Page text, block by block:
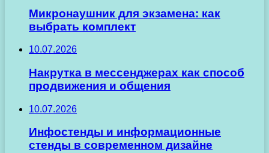
Микронаушник для экзамена: как
выбрать комплект
10.07.2026
Накрутка в мессенджерах как способ
продвижения и общения
10.07.2026
Инфостенды и информационные
стенды в современном дизайне